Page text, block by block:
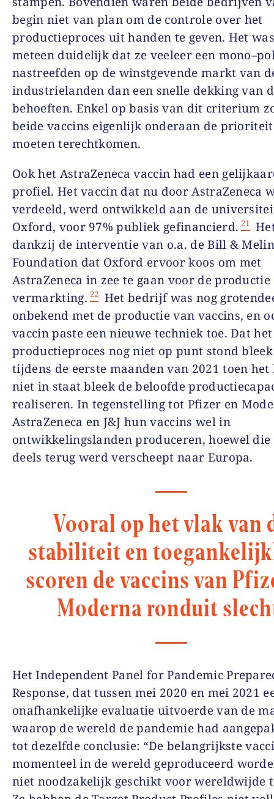
begin niet van plan om de controle over het
productieproces uit handen te geven. Het
meteen duidelijk dat ze veeleer een
nastreefden op de winstgevende markt van
industrielanden dan een snelle dekking van
behoeften. Enkel op basis van dit criterium
beide vaccins eigenlijk onderaan de
moeten terechtkomen.
Ook het AstraZeneca vaccin had een
profiel. Het vaccin dat nu door AstraZeneca
verdeeld, werd ontwikkeld aan de
Oxford, voor 97% publiek gefinancierd. 21
dankzij de interventie van o.a. de Bill &
Foundation dat Oxford ervoor koos om met
AstraZeneca in zee te gaan voor de productie
vermarkting. 22 Het bedrijf was nog
onbekend met de productie van vaccins, en
vaccin paste een nieuwe techniek toe. Dat het
productieproces nog niet op punt stond
tijdens de eerste maanden van 2021 toen
niet in staat bleek de beloofde
realiseren. In tegenstelling tot Pfizer en
AstraZeneca en J&J hun vaccins wel in
ontwikkelingslanden produceren, hoewel
deels terug werd verscheept naar Europa.
Vooral op het vlak van
stabiliteit en
scoren de vaccins van
Moderna ronduit
Het Independent Panel for Pandemic
Response, dat tussen mei 2020 en mei 2021
onafhankelijke evaluatie uitvoerde van de
waarop de wereld de pandemie had
tot dezelfde conclusie: “De belangrijkste
momenteel in de wereld geproduceerd
niet noodzakelijk geschikt voor wereldwijde